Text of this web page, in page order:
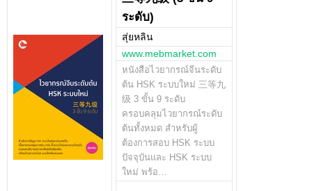
ระดับ)
สุ่ยหลิน
www.mebmarket.com
หนังสือไวยากรณ์จีนระดับ
ต้น HSK ระบบใหม่ 三等九
级 3 ขั้น 9 ระดับ
ครอบคลุมไวยากรณ์ระดับ
ต้นทั้งหมด สำหรับผู้
ต้องการสอบ HSK ระบบ
ปัจจุบันและ HSK ระบบ
ใหม่ พร้อ…